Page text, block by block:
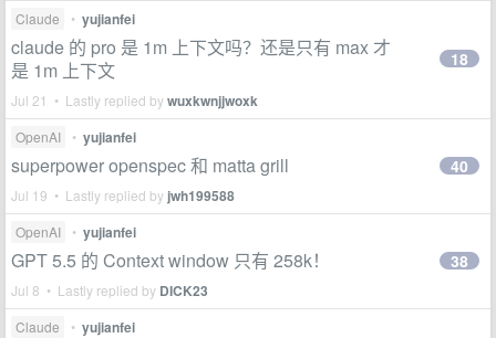
Claude • yujianfei
claude 的 pro 是 1m 上下文吗？还是只有 max 才
是 1m 上下文
Jul 21 • Lastly replied bywuxkwnjjwoxk
18
OpenAI • yujianfei
superpower openspec 和 matta grill
Jul 19 • Lastly replied by jwh199588
40
OpenAI • yujianfei
GPT 5.5 的 Context window 只有 258k！
Jul 8 • Lastly replied by DICK23
38
Claude • yujianfei